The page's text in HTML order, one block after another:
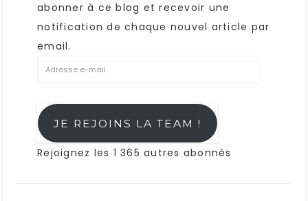
abonner à ce blog et recevoir une
notification de chaque nouvel article par
email.
JE REJOINS LA TEAM !
Rejoignez les 1 365 autres abonnés